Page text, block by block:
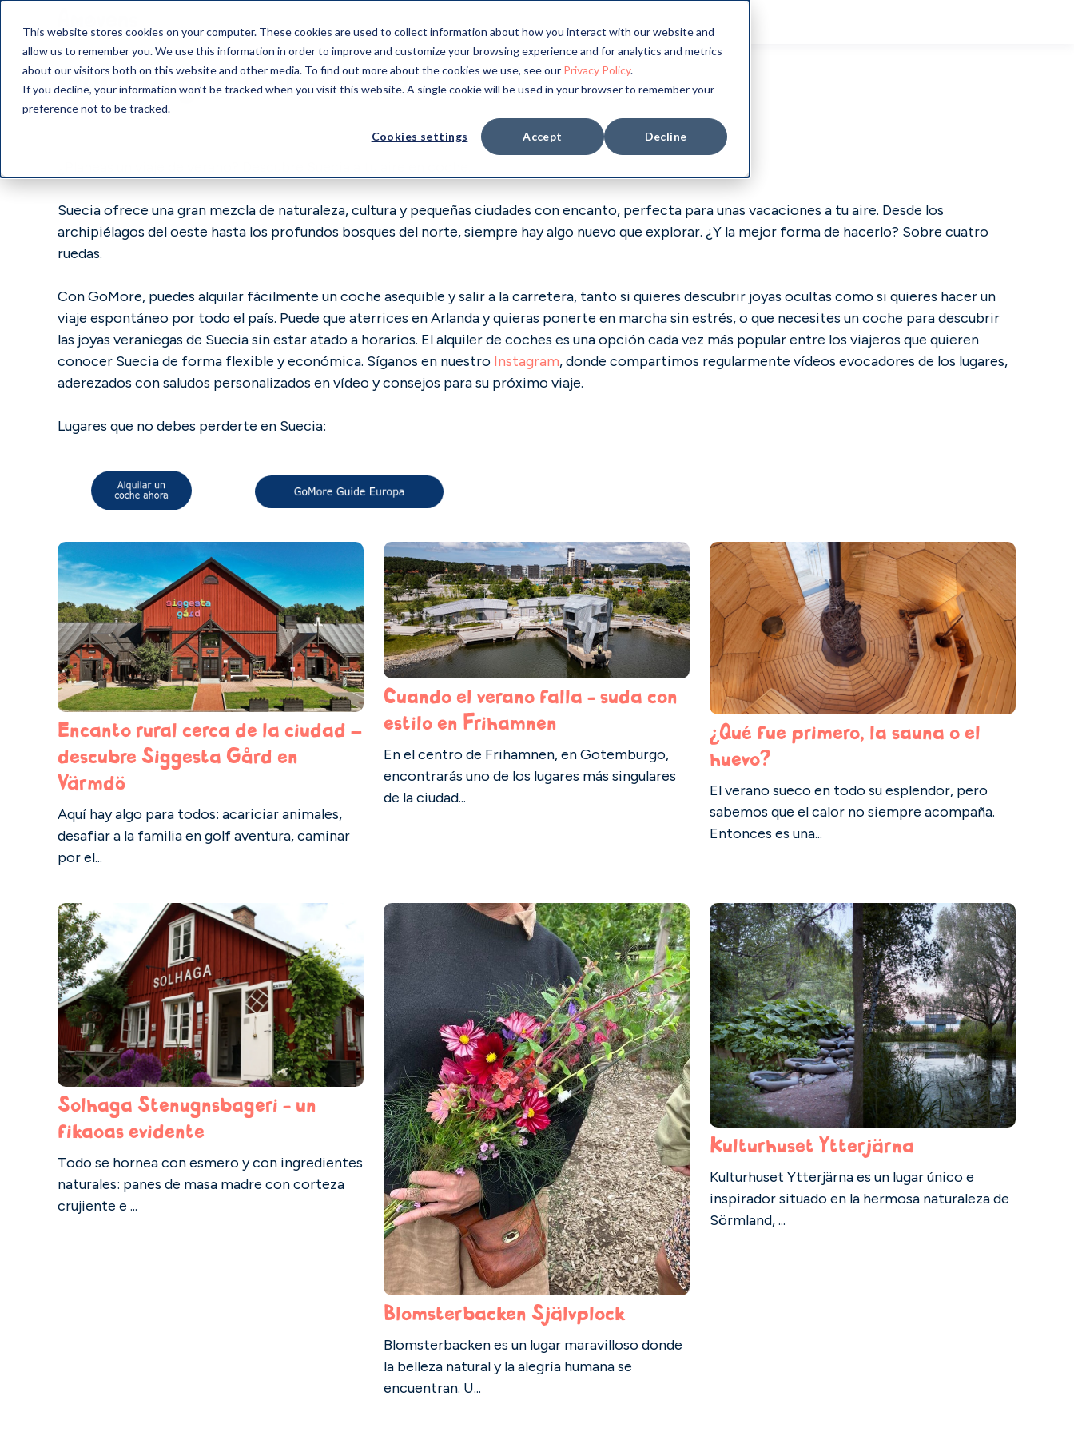
This website stores cookies on your computer. These cookies are used to collect information about how you interact with our website and
allow us to remember you. We use this information in order to improve and customize your browsing experience and for analytics and metrics
about our visitors both on this website and other media. To find out more about the cookies we use, see our Privacy Policy.
If you decline, your information won’t be tracked when you visit this website. A single cookie will be used in your browser to remember your
preference not to be tracked.
Cookies settings Accept Decline
GoMore guide en Suecia
Suecia ofrece una gran mezcla de naturaleza, cultura y pequeñas ciudades con encanto, perfecta para unas vacaciones a tu aire. Desde los
archipiélagos del oeste hasta los profundos bosques del norte, siempre hay algo nuevo que explorar. ¿Y la mejor forma de hacerlo? Sobre cuatro
ruedas.
Con GoMore, puedes alquilar fácilmente un coche asequible y salir a la carretera, tanto si quieres descubrir joyas ocultas como si quieres hacer un
viaje espontáneo por todo el país. Puede que aterrices en Arlanda y quieras ponerte en marcha sin estrés, o que necesites un coche para descubrir
las joyas veraniegas de Suecia sin estar atado a horarios. El alquiler de coches es una opción cada vez más popular entre los viajeros que quieren
conocer Suecia de forma flexible y económica. Síganos en nuestro Instagram, donde compartimos regularmente vídeos evocadores de los lugares,
aderezados con saludos personalizados en vídeo y consejos para su próximo viaje.
Lugares que no debes perderte en Suecia:
Encanto rural cerca de la ciudad –
descubre Siggesta Gård en
Värmdö
Aquí hay algo para todos: acariciar animales,
desafiar a la familia en golf aventura, caminar
por el...
Cuando el verano falla - suda con
estilo en Frihamnen
En el centro de Frihamnen, en Gotemburgo,
encontrarás uno de los lugares más singulares
de la ciudad...
¿Qué fue primero, la sauna o el
huevo?
El verano sueco en todo su esplendor, pero
sabemos que el calor no siempre acompaña.
Entonces es una...
Solhaga Stenugnsbageri - un
fikaoas evidente
Todo se hornea con esmero y con ingredientes
naturales: panes de masa madre con corteza
crujiente e ...
Blomsterbacken Självplock
Blomsterbacken es un lugar maravilloso donde
la belleza natural y la alegría humana se
encuentran. U...
Kulturhuset Ytterjärna
Kulturhuset Ytterjärna es un lugar único e
inspirador situado en la hermosa naturaleza de
Sörmland, ...